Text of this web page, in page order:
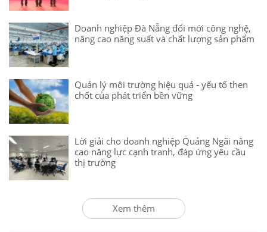
Doanh nghiệp Đà Nẵng đổi mới công nghệ,
nâng cao năng suất và chất lượng sản phẩm
Quản lý môi trường hiệu quả - yếu tố then
chốt của phát triển bền vững
Lời giải cho doanh nghiệp Quảng Ngãi nâng
cao năng lực cạnh tranh, đáp ứng yêu cầu
thị trường
Xem thêm